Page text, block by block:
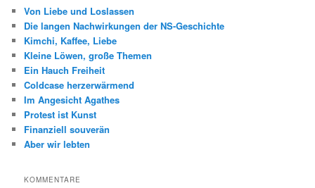
Von Liebe und Loslassen
Die langen Nachwirkungen der NS-Geschichte
Kimchi, Kaffee, Liebe
Kleine Löwen, große Themen
Ein Hauch Freiheit
Coldcase herzerwärmend
Im Angesicht Agathes
Protest ist Kunst
Finanziell souverän
Aber wir lebten
KOMMENTARE